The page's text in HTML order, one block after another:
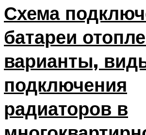
Схема
батареи
варианты,
подключения
радиаторов в